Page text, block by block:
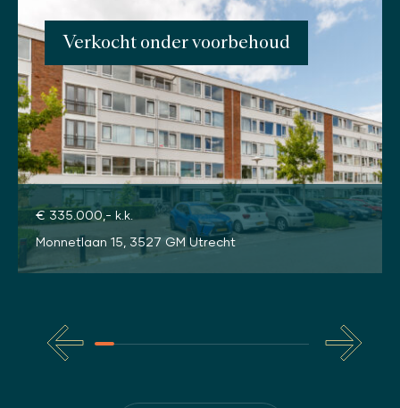
Verkocht onder voorbehoud
€ 335.000,- k.k.
Monnetlaan 15, 3527 GM Utrecht